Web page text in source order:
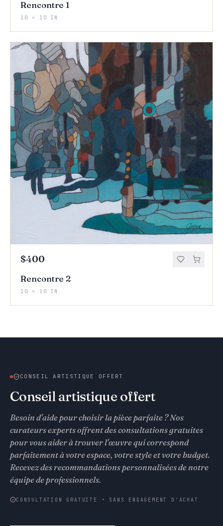
Rencontre 1
10 × 10 IN
$400
Rencontre 2
10 × 10 IN
CONSEIL ARTISTIQUE OFFERT
Conseil artistique offert
Besoin d'aide pour choisir la pièce parfaite ? Nos
curateurs experts offrent des consultations gratuites
pour vous aider à trouver l'œuvre qui correspond
parfaitement à votre espace, votre style et votre budget.
Recevez des recommandations personnalisées de notre
équipe de professionnels.
CONSULTATION GRATUITE • SANS ENGAGEMENT D'ACHAT